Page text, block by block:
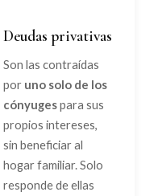
Deudas privativas
Son las contraídas
por uno solo de los
cónyugespara sus
propios intereses,
sin beneficiar al
hogar familiar. Solo
responde de ellas